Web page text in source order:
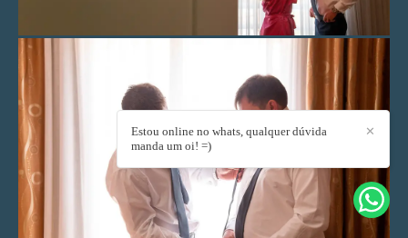
✕
Estou online no whats, qualquer dúvida
manda um oi! =)